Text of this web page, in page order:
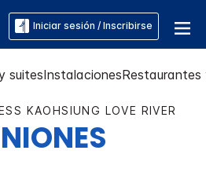
Iniciar sesión / Inscribirse
suitesInstalacionesRestaurantes
KAOHSIUNG LOVE RIVER